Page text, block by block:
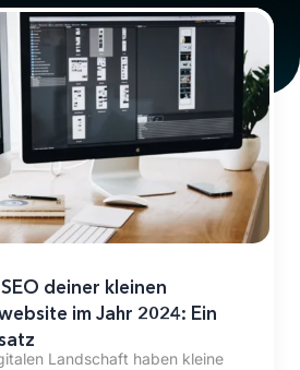
deiner kleinen
im Jahr 2024: Ein
Landschaft haben kleine